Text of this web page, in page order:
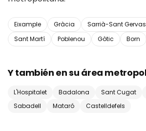
Eixample Gràcia Sarrià-Sant
Sant Martí
Poblenou Gòtic Born
Y también en su área
L'Hospitalet Badalona Sant Cugat
Sabadell
Mataró Castelldefels